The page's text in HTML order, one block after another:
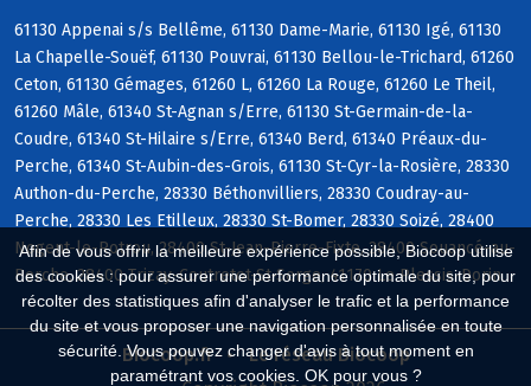
Afin de vous offrir la meilleure expérience possible, Biocoop utilise
des cookies : pour assurer une performance optimale du site, pour
récolter des statistiques afin d'analyser le trafic et la performance
du site et vous proposer une navigation personnalisée en toute
sécurité. Vous pouvez changer d'avis à tout moment en
paramétrant vos cookies. OK pour vous ?
61130 Appenai s/s Bellême, 61130 Dame-Marie, 61130 Igé, 61130
La Chapelle-Souëf, 61130 Pouvrai, 61130 Bellou-le-Trichard, 61260
Ceton, 61130 Gémages, 61260 L, 61260 La Rouge, 61260 Le Theil,
61260 Mâle, 61340 St-Agnan s/Erre, 61130 St-Germain-de-la-
Coudre, 61340 St-Hilaire s/Erre, 61340 Berd, 61340 Préaux-du-
Perche, 61340 St-Aubin-des-Grois, 61130 St-Cyr-la-Rosière, 28330
Authon-du-Perche, 28330 Béthonvilliers, 28330 Coudray-au-
Perche, 28330 Les Etilleux, 28330 St-Bomer, 28330 Soizé, 28400
Nogent-le-Rotrou, 28400 St-Jean-Pierre-Fixte, 28400 Souancé-au-
Perche, 28400 Trizay-Coutretot-St-Serge, 41170 Le Plessis-Dorin
Biocoop.fr
Le réseau Biocoop